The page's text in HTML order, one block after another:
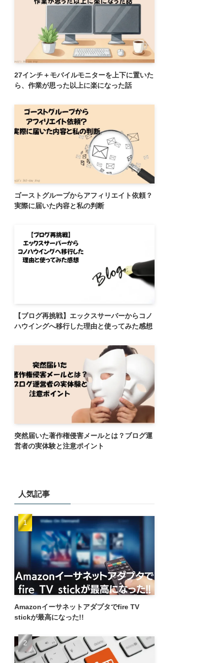
27インチ＋モバイルモニターを上下に置いた
ら、作業が思った以上に楽になった話
ゴーストグループからアフィリエイト依頼？
実際に届いた内容と私の判断
【ブログ再挑戦】エックスサーバーからコノ
ハウイングへ移行した理由と使ってみた感想
突然届いた著作権侵害メールとは？ブログ運
営者の実体験と注意ポイント
人気記事
Amazonイーサネットアダプタでfire TV
stickが最高になった!!